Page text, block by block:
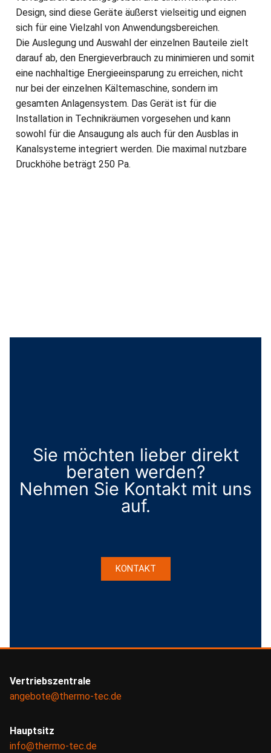
Design, sind diese Geräte äußerst vielseitig und eignen
sich für eine Vielzahl von Anwendungsbereichen.
Die Auslegung und Auswahl der einzelnen Bauteile zielt
darauf ab, den Energieverbrauch zu minimieren und somit
eine nachhaltige Energieeinsparung zu erreichen, nicht
nur bei der einzelnen Kältemaschine, sondern im
gesamten Anlagensystem. Das Gerät ist für die
Installation in Technikräumen vorgesehen und kann
sowohl für die Ansaugung als auch für den Ausblas in
Kanalsysteme integriert werden. Die maximal nutzbare
Druckhöhe beträgt 250 Pa.
Sie möchten lieber direkt
beraten werden?
Nehmen Sie Kontakt mit uns
auf.
KONTAKT
Vertriebszentrale
angebote@thermo-tec.de
Hauptsitz
info@thermo-tec.de